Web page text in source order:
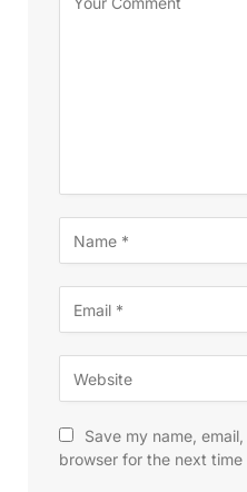
Save my name,
browser for the next time